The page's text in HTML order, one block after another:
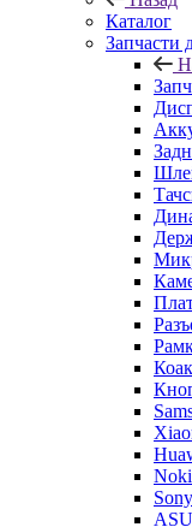
Sony
HTC
FLY